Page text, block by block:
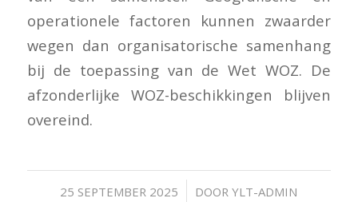
operationele factoren kunnen zwaarder
wegen dan organisatorische samenhang
bij de toepassing van de Wet WOZ. De
afzonderlijke WOZ-beschikkingen blijven
overeind.
25 SEPTEMBER 2025
/ DOORYLT-ADMIN